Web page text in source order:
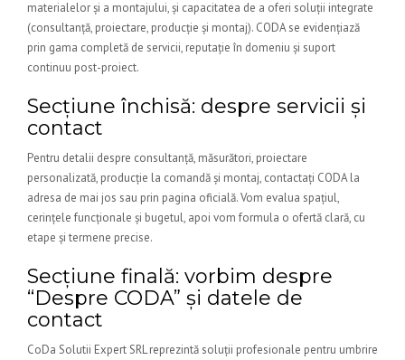
materialelor și a montajului, și capacitatea de a oferi soluții integrate
(consultanță, proiectare, producție și montaj). CODA se evidențiază
prin gama completă de servicii, reputație în domeniu și suport
continuu post-proiect.
Secțiune închisă: despre servicii și
contact
Pentru detalii despre consultanță, măsurători, proiectare
personalizată, producție la comandă și montaj, contactați CODA la
adresa de mai jos sau prin pagina oficială. Vom evalua spațiul,
cerințele funcționale și bugetul, apoi vom formula o ofertă clară, cu
etape și termene precise.
Secțiune finală: vorbim despre
“Despre CODA” și datele de
contact
CoDa Solutii Expert SRL reprezintă soluții profesionale pentru umbrire